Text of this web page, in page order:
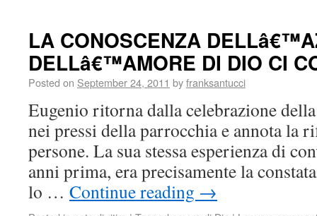
LA CONOSCENZA
DELLâ€™AMORE DI DIO CI
Posted on September 24, 2011 byfranksantucci
Eugenio ritorna dalla celebrazione
nei pressi della parrocchia e annota la
persone. La sua stessa esperienza di
anni prima, era precisamente la
lo … Continue reading →